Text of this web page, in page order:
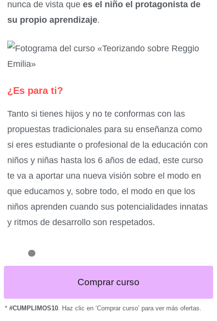
nunca de vista que es el niño el protagonista de
su propio aprendizaje.
¿Es para ti?
Tanto si tienes hijos y no te conformas con las
propuestas tradicionales para su enseñanza como
si eres estudiante o profesional de la educación con
niños y niñas hasta los 6 años de edad, este curso
te va a aportar una nueva visión sobre el modo en
que educamos y, sobre todo, el modo en que los
niños aprenden cuando sus potencialidades innatas
y ritmos de desarrollo son respetados.
Comprar curso
* #CUMPLIMOS10 . Haz clic en ‘Comprar curso’ para ver más ofertas.